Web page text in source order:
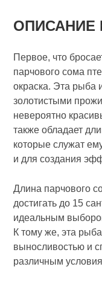
ОПИСАНИЕ
Первое, что
парчового сома
окраска. Эта рыба
золотистыми
невероятно
также обладает
которые служат
и для создания
Длина парчового
достигать до 15
идеальным
К тому же, эта
выносливостью и
различным